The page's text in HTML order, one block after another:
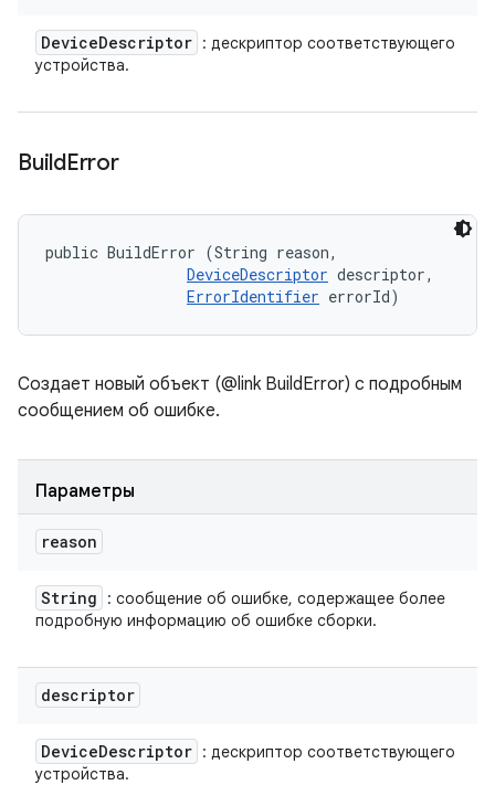
DeviceDescriptor : дескриптор соответствующего
устройства.
BuildError
public BuildError (String reason,
DeviceDescriptor descriptor,
ErrorIdentifier errorId)
Создает новый объект (@link BuildError) с подробным
сообщением об ошибке.
Параметры
reason
String
: сообщение об ошибке, содержащее более
подробную информацию об ошибке сборки.
descriptor
DeviceDescriptor : дескриптор соответствующего
устройства.